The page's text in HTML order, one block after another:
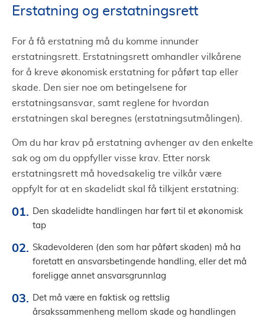
Erstatning og erstatningsrett
For å få erstatning må du komme innunder
erstatningsrett. Erstatningsrett omhandler vilkårene
for å kreve økonomisk erstatning for påført tap eller
skade. Den sier noe om betingelsene for
erstatningsansvar, samt reglene for hvordan
erstatningen skal beregnes (erstatningsutmålingen).
Om du har krav på erstatning avhenger av den enkelte
sak og om du oppfyller visse krav. Etter norsk
erstatningsrett må hovedsakelig tre vilkår være
oppfylt for at en skadelidt skal få tilkjent erstatning:
Den skadelidte handlingen har ført til et økonomisk
tap
Skadevolderen (den som har påført skaden) må ha
foretatt en ansvarsbetingende handling, eller det må
foreligge annet ansvarsgrunnlag
Det må være en faktisk og rettslig
årsakssammenheng mellom skade og handlingen